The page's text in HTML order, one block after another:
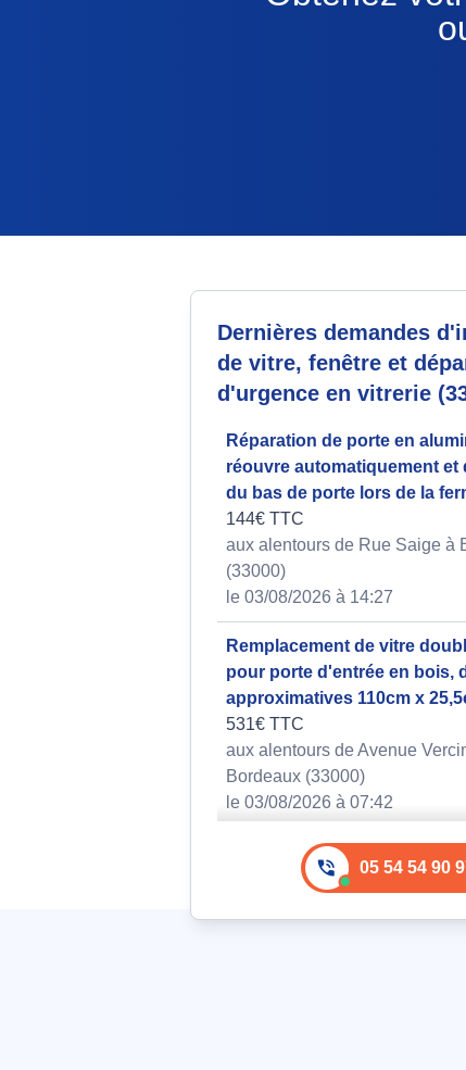
Dernières demandes
de vitre, fenêtre et
d'urgence en vitrerie
Réparation de porte en
réouvre automatiquement et
du bas de porte lors de la
144€ TTC
aux alentours de Rue Saige à
(33000)
le 03/08/2026 à 14:27
Remplacement de vitre
pour porte d'entrée en bois,
approximatives 110cm x
531€ TTC
aux alentours de Avenue
Bordeaux (33000)
le 03/08/2026 à 07:42
Remplacement de simple
dimensions 120x42 cm,
05 54 54 90